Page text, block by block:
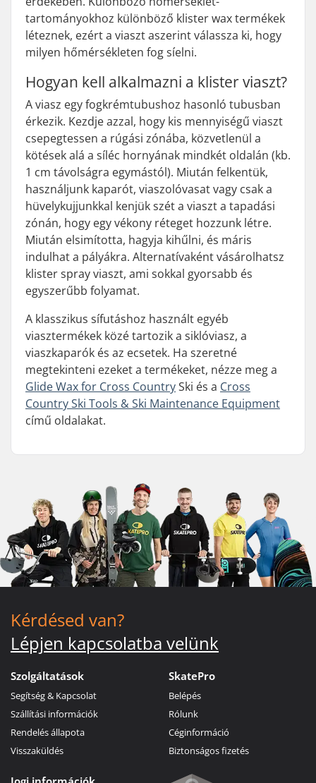
tartományokhoz különböző klister wax termékek
léteznek, ezért a viaszt aszerint válassza ki, hogy
milyen hőmérsékleten fog síelni.
Hogyan kell alkalmazni a klister viaszt?
A viasz egy fogkrémtubushoz hasonló tubusban
érkezik. Kezdje azzal, hogy kis mennyiségű viaszt
csepegtessen a rúgási zónába, közvetlenül a
kötések alá a síléc hornyának mindkét oldalán (kb.
1 cm távolságra egymástól). Miután felkentük,
használjunk kaparót, viaszolóvasat vagy csak a
hüvelykujjunkkal kenjük szét a viaszt a tapadási
zónán, hogy egy vékony réteget hozzunk létre.
Miután elsimította, hagyja kihűlni, és máris
indulhat a pályákra. Alternatívaként vásárolhatsz
klister spray viaszt, ami sokkal gyorsabb és
egyszerűbb folyamat.
A klasszikus sífutáshoz használt egyéb
viasztermékek közé tartozik a siklóviasz, a
viaszkaparók és az ecsetek. Ha szeretné
megtekinteni ezeket a termékeket, nézze meg a
Glide Wax for Cross CountrySki és a Cross
Country Ski Tools & Ski Maintenance Equipment
című oldalakat.
Kérdésed van?
Lépjen kapcsolatba velünk
Szolgáltatások
Segítség & Kapcsolat
Szállítási információk
Rendelés állapota
Visszaküldés
SkatePro
Belépés
Rólunk
Céginformáció
Biztonságos fizetés